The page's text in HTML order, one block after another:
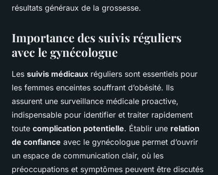
résultats généraux de la grossesse.
Importance des suivis réguliers
avec le gynécologue
Les suivis médicaux réguliers sont essentiels pour
les femmes enceintes souffrant d’obésité. Ils
assurent une surveillance médicale proactive,
indispensable pour identifier et traiter rapidement
toute complication potentielle. Établir une relation
de confiance avec le gynécologue permet d’ouvrir
un espace de communication clair, où les
préoccupations et symptômes peuvent être discutés